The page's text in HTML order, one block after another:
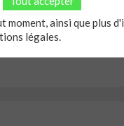
ainsi que plus
légales.